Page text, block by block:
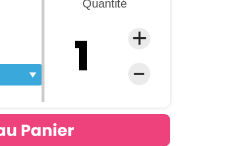
Quantité